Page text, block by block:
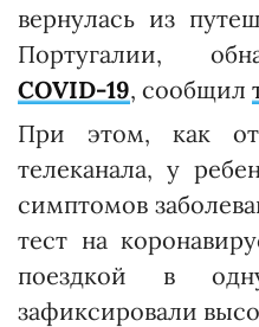
вернулась из
Португалии,
COVID-19, сообщил
При этом, как
телеканала, у
симптомов
тест на
поездкой в
зафиксировали